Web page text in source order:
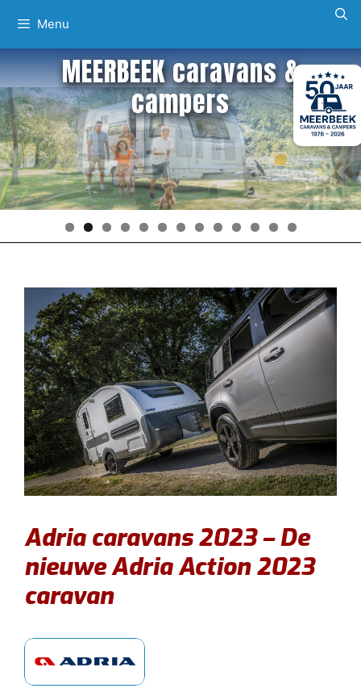
naar
de
inhoud
Menu
MEERBEEK caravans &
campers
Adria caravans 2023 – De
nieuwe Adria Action 2023
caravan